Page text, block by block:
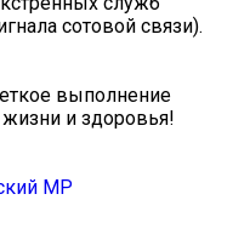
сотовой связи).
выполнение
жизни и здоровья!
МР